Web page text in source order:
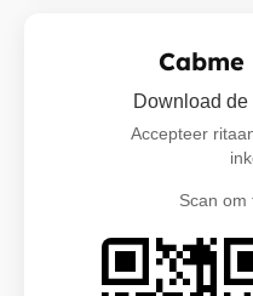
Download
Accepteer
Scan om